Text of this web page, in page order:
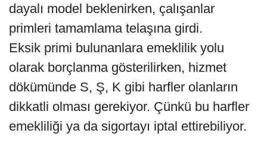
dayalı model beklenirken, çalışanlar
primleri tamamlama telaşına girdi.
Eksik primi bulunanlara emeklilik yolu
olarak borçlanma gösterilirken, hizmet
dökümünde S, Ş, K gibi harfler olanların
dikkatli olması gerekiyor. Çünkü bu harfler
emekliliği ya da sigortayı iptal ettirebiliyor.